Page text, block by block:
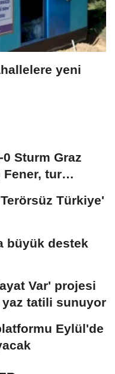
yeni
Sturm Graz
Fener, tur
Türkiye'
büyük destek
Var' projesi
tatili sunuyor
Eylül'de